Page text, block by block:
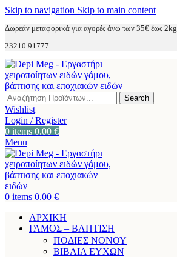
Skip to navigation Skip to main content
Δωρεάν μεταφορικά για αγορές άνω των 35€ έως 2kg
23210 91777
Search
Wishlist
Login / Register
0 items 0.00 €
Menu
0 items 0.00 €
ΑΡΧΙΚΗ
ΓΑΜΟΣ – ΒΑΠΤΙΣΗ
ΠΟΔΙΕΣ ΝΟΝΟΥ
ΒΙΒΛΙΑ ΕΥΧΩΝ